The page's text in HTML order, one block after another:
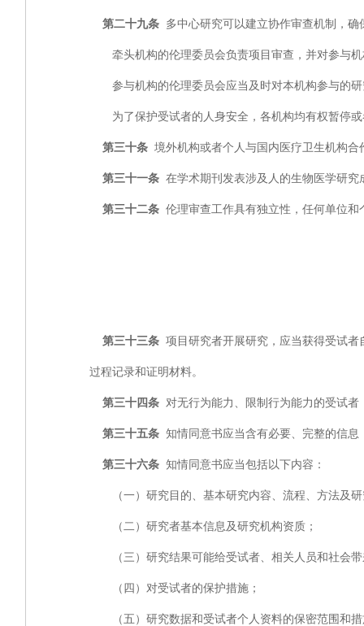
第二十九条 多中心研究可以建立协作审查机制，
牵头机构的伦理委员会负责项目审查，并对参与机
参与机构的伦理委员会应当及时对本机构参与的研
为了保护受试者的人身安全，各机构均有权暂停或
第三十条 境外机构或者个人与国内医疗卫生机构
第三十一条 在学术期刊发表涉及人的生物医学研
第三十二条 伦理审查工作具有独立性，任何单位
第三十三条 项目研究者开展研究，应当获得受试
过程记录和证明材料。
第三十四条 对无行为能力、限制行为能力的受试
第三十五条 知情同意书应当含有必要、完整的信
第三十六条 知情同意书应当包括以下内容：
（一）研究目的、基本研究内容、流程、方法及研
（二）研究者基本信息及研究机构资质；
（三）研究结果可能给受试者、相关人员和社会带
（四）对受试者的保护措施；
（五）研究数据和受试者个人资料的保密范围和措